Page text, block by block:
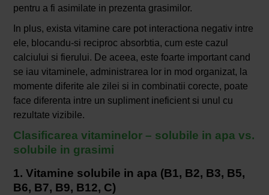
pentru a fi asimilate in prezenta grasimilor.
In plus, exista vitamine care pot interactiona negativ intre
ele, blocandu-si reciproc absorbtia, cum este cazul
calciului si fierului. De aceea, este foarte important cand
se iau vitaminele, administrarea lor in mod organizat, la
momente diferite ale zilei si in combinatii corecte, poate
face diferenta intre un supliment ineficient si unul cu
rezultate vizibile.
Clasificarea vitaminelor – solubile in apa vs.
solubile in grasimi
1. Vitamine solubile in apa (B1, B2, B3, B5,
B6, B7, B9, B12, C)